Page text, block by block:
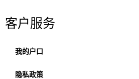
客户服务
我的户口
隐私政策